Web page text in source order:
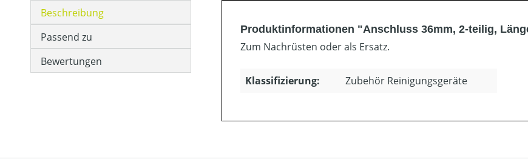
Beschreibung
Passend zu
Bewertungen
Produktinformationen "Anschluss 36mm, 2-teilig,
Zum Nachrüsten oder als Ersatz.
Klassifizierung: Zubehör Reinigungsgeräte